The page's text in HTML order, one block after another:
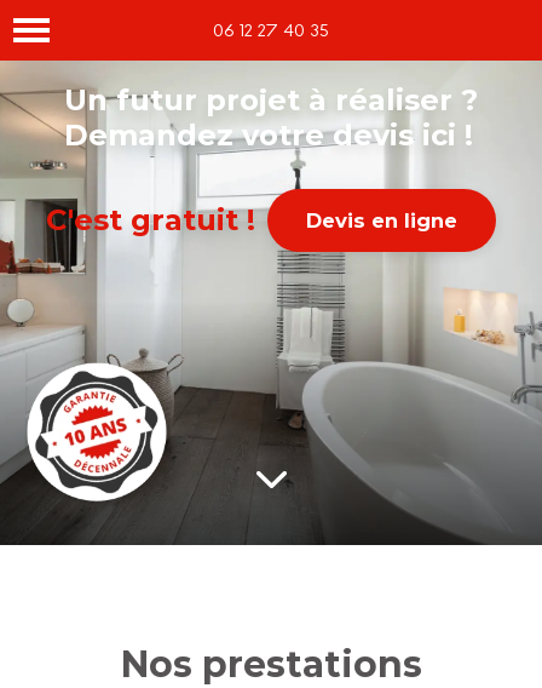
06 12 27 40 35
Un futur projet à réaliser ?
Demandez votre devis ici !
C'est gratuit ! Devis en ligne
Nos prestations